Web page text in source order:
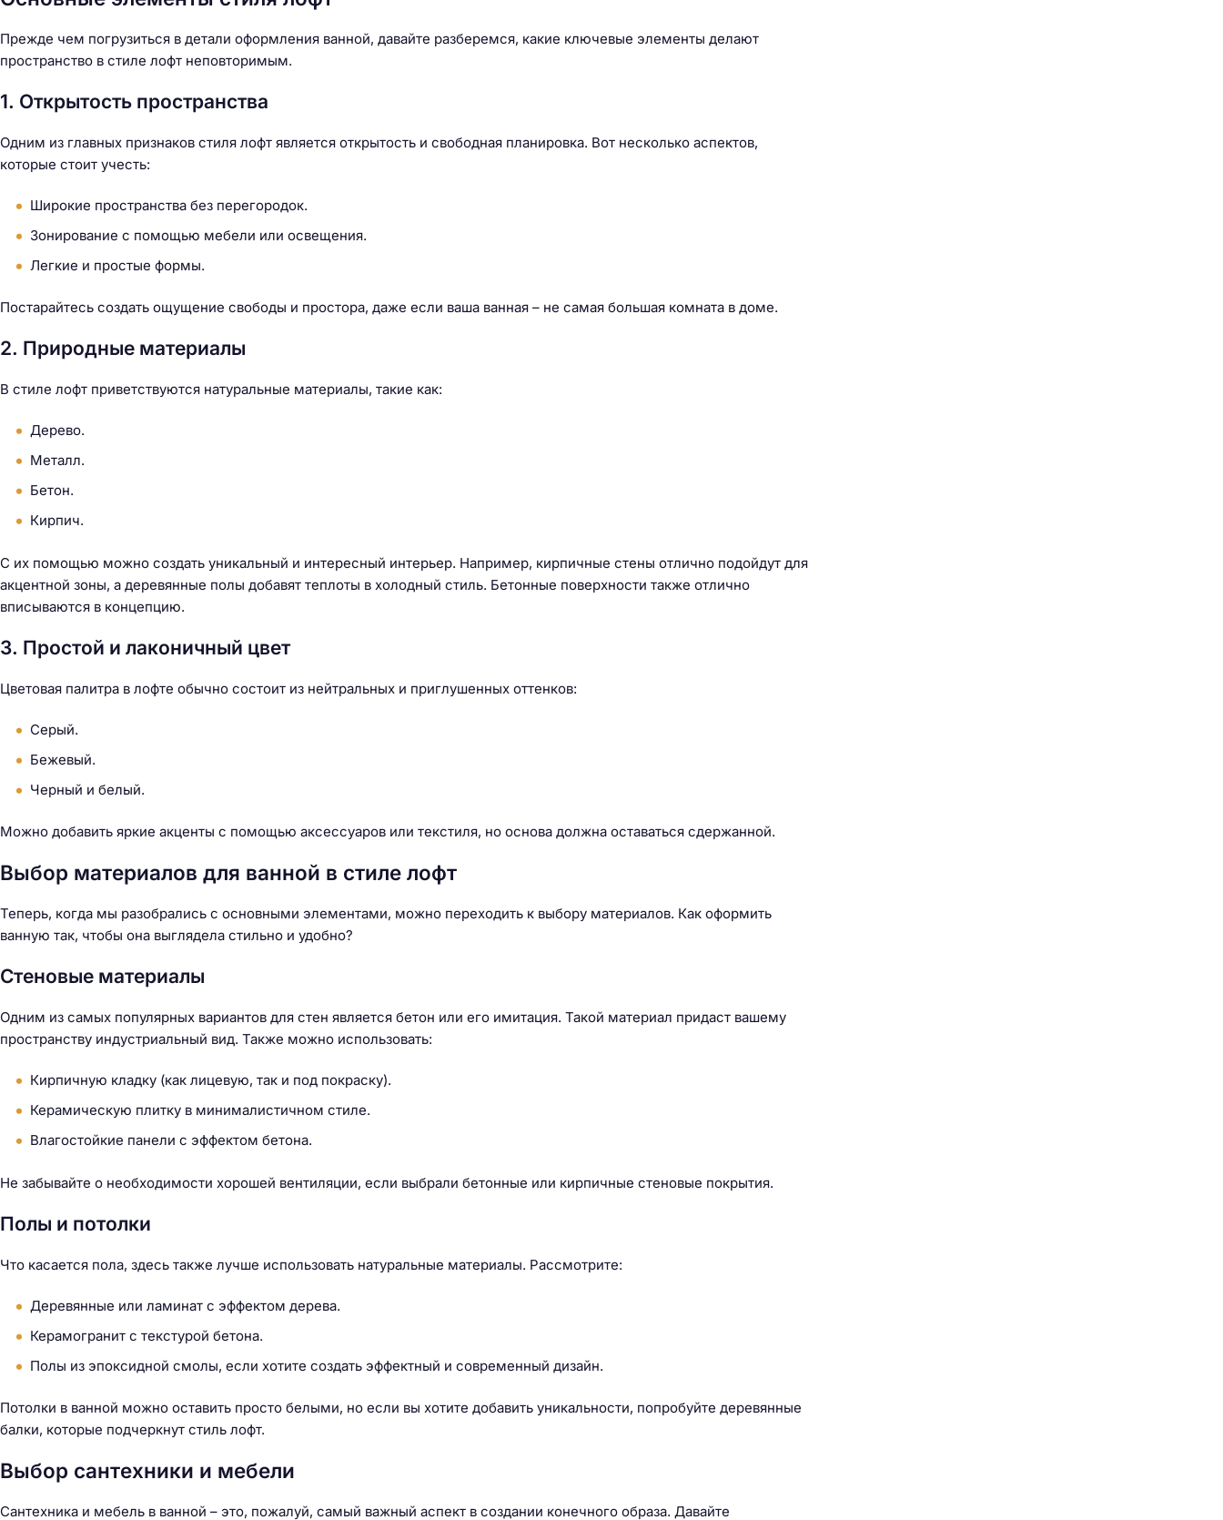
Прежде чем погрузиться в детали оформления ванной, давайте разберемся, какие ключевые элементы делают
пространство в стиле лофт неповторимым.
1. Открытость пространства
Одним из главных признаков стиля лофт является открытость и свободная планировка. Вот несколько аспектов,
которые стоит учесть:
Широкие пространства без перегородок.
Зонирование с помощью мебели или освещения.
Легкие и простые формы.
Постарайтесь создать ощущение свободы и простора, даже если ваша ванная – не самая большая комната в доме.
2. Природные материалы
В стиле лофт приветствуются натуральные материалы, такие как:
Дерево.
Металл.
Бетон.
Кирпич.
С их помощью можно создать уникальный и интересный интерьер. Например, кирпичные стены отлично подойдут для
акцентной зоны, а деревянные полы добавят теплоты в холодный стиль. Бетонные поверхности также отлично
вписываются в концепцию.
3. Простой и лаконичный цвет
Цветовая палитра в лофте обычно состоит из нейтральных и приглушенных оттенков:
Серый.
Бежевый.
Черный и белый.
Можно добавить яркие акценты с помощью аксессуаров или текстиля, но основа должна оставаться сдержанной.
Выбор материалов для ванной в стиле лофт
Теперь, когда мы разобрались с основными элементами, можно переходить к выбору материалов. Как оформить
ванную так, чтобы она выглядела стильно и удобно?
Стеновые материалы
Одним из самых популярных вариантов для стен является бетон или его имитация. Такой материал придаст вашему
пространству индустриальный вид. Также можно использовать:
Кирпичную кладку (как лицевую, так и под покраску).
Керамическую плитку в минималистичном стиле.
Влагостойкие панели с эффектом бетона.
Не забывайте о необходимости хорошей вентиляции, если выбрали бетонные или кирпичные стеновые покрытия.
Полы и потолки
Что касается пола, здесь также лучше использовать натуральные материалы. Рассмотрите:
Деревянные или ламинат с эффектом дерева.
Керамогранит с текстурой бетона.
Полы из эпоксидной смолы, если хотите создать эффектный и современный дизайн.
Потолки в ванной можно оставить просто белыми, но если вы хотите добавить уникальности, попробуйте деревянные
балки, которые подчеркнут стиль лофт.
Выбор сантехники и мебели
Сантехника и мебель в ванной – это, пожалуй, самый важный аспект в создании конечного образа. Давайте
й